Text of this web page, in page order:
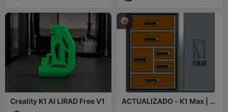
Creality K1 AI LIRAD Free V1
ACTUALIZADO - K1 Max | K1